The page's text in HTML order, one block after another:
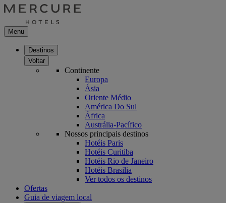
Menu
Destinos
Voltar
Continente
Europa
Ásia
Oriente Médio
América Do Sul
África
Austrália-Pacífico
Nossos principais destinos
Hotéis Paris
Hotéis Curitiba
Hotéis Rio de Janeiro
Hotéis Brasilia
Ver todos os destinos
Ofertas
Guia de viagem local